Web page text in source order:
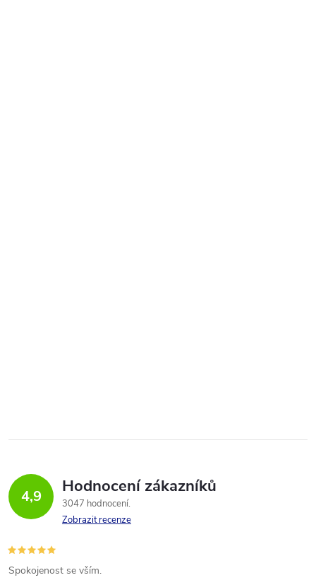
4,9 Hodnocení zákazníků
3047 hodnocení
Zobrazit recenze
Spokojenost se vším.